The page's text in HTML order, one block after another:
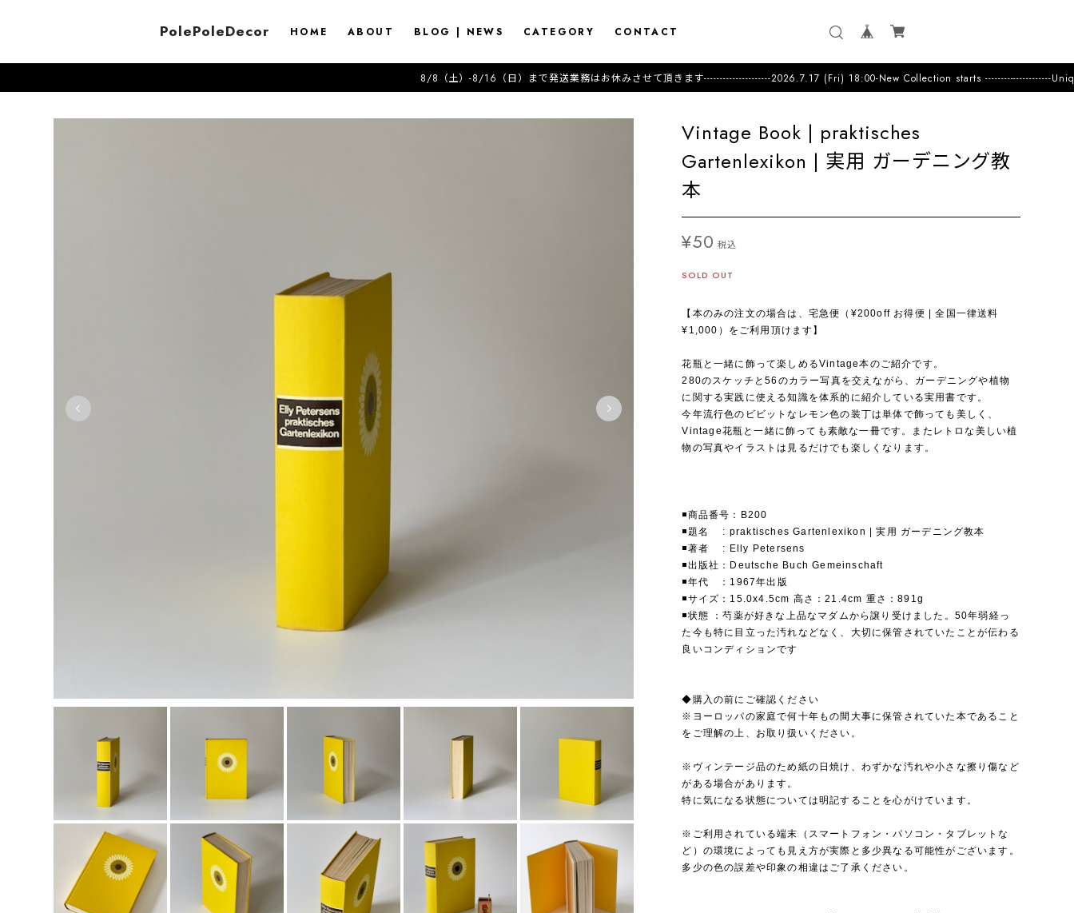
PolePoleDecor HOME ABOUT BLOG | NEWS CATEGORY CONTACT
8/8（土）-8/16（日）まで発送業務はお休みさせて頂きます---------------------2026.7.17 (Fri) 18:00-New Collection starts ---------------------Unique &
Vintage Book | praktisches
Gartenlexikon | 実用 ガーデニング教
本
¥50 税込
SOLD OUT
【本のみの注文の場合は、宅急便（¥200off お得便 | 全国一律送料
¥1,000）をご利用頂けます】
花瓶と一緒に飾って楽しめるVintage本のご紹介です。
280のスケッチと56のカラー写真を交えながら、ガーデニングや植物
に関する実践に使える知識を体系的に紹介している実用書です。
今年流行色のビビットなレモン色の装丁は単体で飾っても美しく、
Vintage花瓶と一緒に飾っても素敵な一冊です。またレトロな美しい植
物の写真やイラストは見るだけでも楽しくなります。
◾️商品番号：B200
◾️題名 : praktisches Gartenlexikon | 実用 ガーデニング教本
◾️著者 : Elly Petersens
◾️出版社：Deutsche Buch Gemeinschaft
◾️年代 ：1967年出版
◾️サイズ：15.0x4.5cm 高さ：21.4cm 重さ：891g
◾️状態 ：芍薬が好きな上品なマダムから譲り受けました。50年弱経っ
た今も特に目立った汚れなどなく、大切に保管されていたことが伝わる
良いコンディションです
◆購入の前にご確認ください
※ヨーロッパの家庭で何十年もの間大事に保管されていた本であること
をご理解の上、お取り扱いください。
※ヴィンテージ品のため紙の日焼け、わずかな汚れや小さな擦り傷など
がある場合があります。
特に気になる状態については明記することを心がけています。
※ご利用されている端末（スマートフォン・パソコン・タブレットな
ど）の環境によっても見え方が実際と多少異なる可能性がございます。
多少の色の誤差や印象の相違はご了承ください。